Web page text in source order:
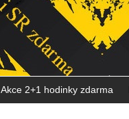
Akce 2+1 hodinky zdarma